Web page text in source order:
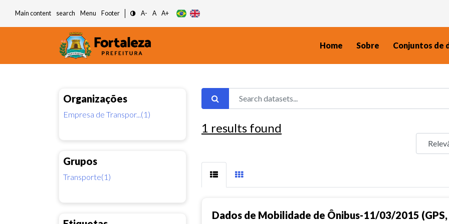
Main content search Menu Footer A- A A+
Home Sobre Conjuntos de
Organizações
Empresa de Transpor...(1)
Grupos
Transporte(1)
1 results found
Dados de Mobilidade de Ônibus-11/03/2015